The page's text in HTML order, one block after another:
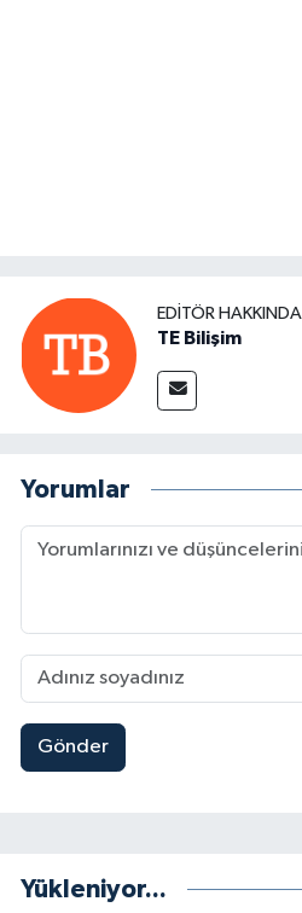
EDITÖR HAKKINDA
TE Bilişim
Yorumlar
Gönder
Yükleniyor...